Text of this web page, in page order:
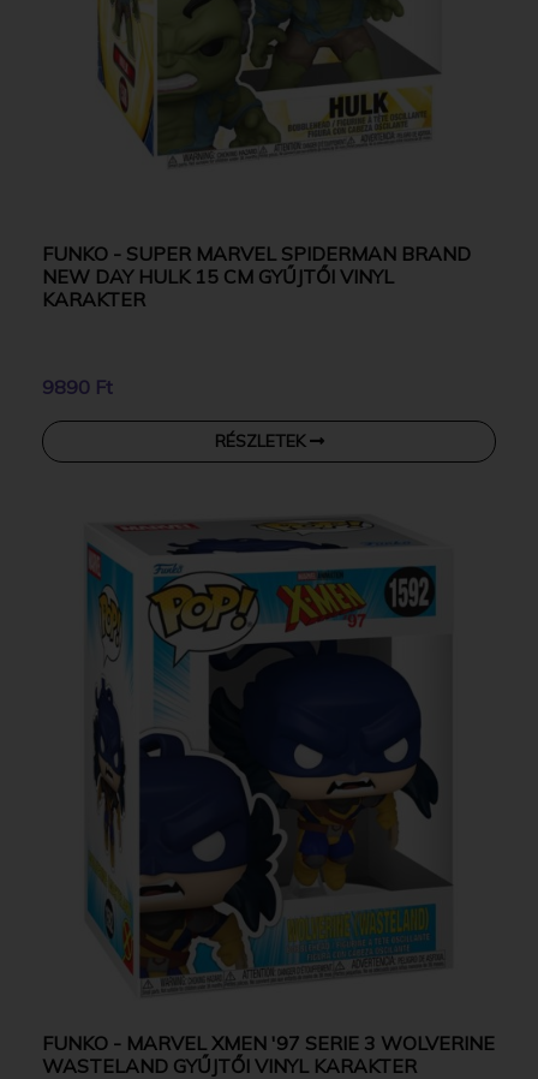
FUNKO - SUPER MARVEL SPIDERMAN BRAND
NEW DAY HULK 15 CM GYŰJTŐI VINYL
KARAKTER
9890 Ft
RÉSZLETEK
FUNKO - MARVEL XMEN '97 SERIE 3 WOLVERINE
WASTELAND GYŰJTŐI VINYL KARAKTER